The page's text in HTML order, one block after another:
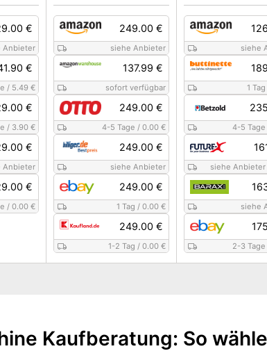
€
Anbieter
€
/ 5.49 €
€
/ 3.90 €
€
Anbieter
€
/0.00 €
249.00 €
siehe Anbieter
137.99 €
sofort verfügbar
249.00 €
4-5 Tage / 0.00 €
249.00 €
siehe Anbieter
249.00 €
1 Tag / 0.00 €
249.00 €
1-2 Tag / 0.00 €
siehe
1 Tag
4-5 Tage
siehe Anbieter
siehe
2-3 Tage
Kaufberatung: So